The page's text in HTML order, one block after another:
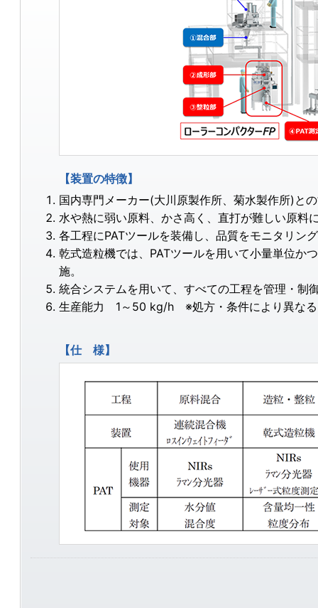
【装置の特徴】
国内専門メーカー(大川原製作所、菊水製作所)と
水や熱に弱い原料、かさ高く、直打が難しい原料
各工程にPATツールを装備し、品質をモニタリン
乾式造粒機では、PATツールを用いて小量単位か
施。
統合システムを用いて、すべての工程を管理・制
生産能力 1～50 kg/h ※処方・条件により異な
【仕 様】